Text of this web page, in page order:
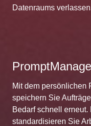
Datenraums
Mit dem persönlichen
speichern Sie
Bedarf schnell
standardisieren Sie